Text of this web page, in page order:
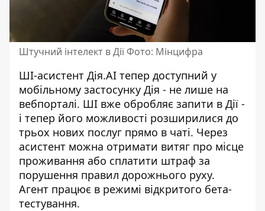
Штучний інтелект в Дії Фото: Мінцифра
ШІ-асистент Дія.AI тепер доступний у
мобільному застосунку Дія - не лише на
вебпорталі. ШІ вже обробляє запити в Дії -
і тепер його можливості розширилися до
трьох нових послуг прямо в чаті. Через
асистент можна отримати витяг про місце
проживання або сплатити штраф за
порушення правил дорожнього руху.
Агент працює в режимі відкритого бета-
тестування.